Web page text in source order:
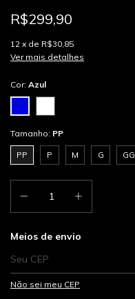
R$299,90
12 x de R$30,85
Ver mais detalhes
Cor: Azul
Tamanho: PP
PP P M G GG
Entregas para o CEP:
Meios de envio
Não sei meu CEP